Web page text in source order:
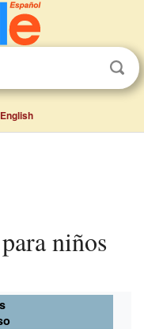
English
niños